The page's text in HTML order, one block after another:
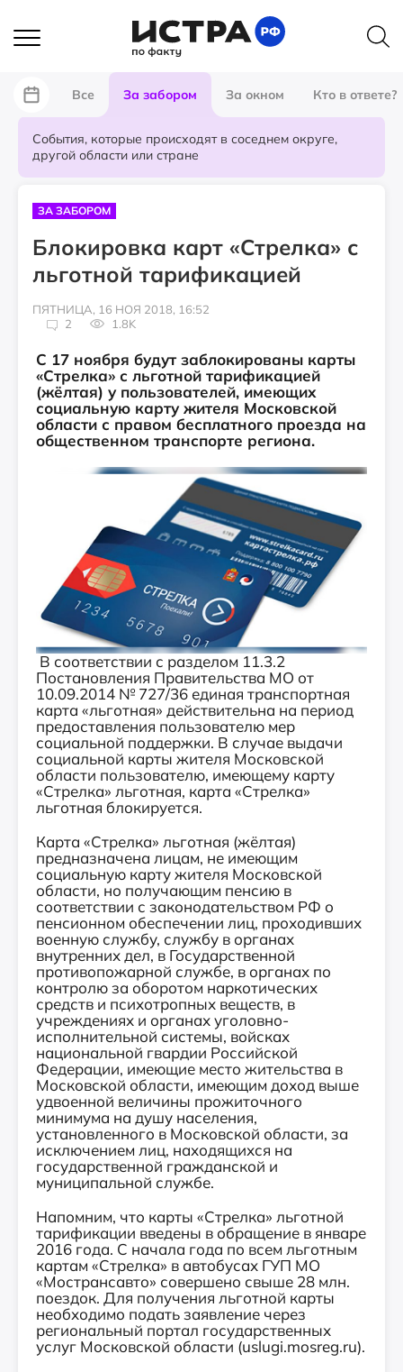
Все За забором За окном Кто в ответе?
События, которые происходят в соседнем округе,
другой области или стране
ЗА ЗАБОРОМ
Блокировка карт «Стрелка» с
льготной тарификацией
ПЯТНИЦА, 16 НОЯ 2018, 16:52
2
1.8K
С 17 ноября будут заблокированы карты
«Стрелка» с льготной тарификацией
(жёлтая) у пользователей, имеющих
социальную карту жителя Московской
области с правом бесплатного проезда на
общественном транспорте региона.
В соответствии с разделом 11.3.2
Постановления Правительства МО от
10.09.2014 № 727/36 единая транспортная
карта «льготная» действительна на период
предоставления пользователю мер
социальной поддержки. В случае выдачи
социальной карты жителя Московской
области пользователю, имеющему карту
«Стрелка» льготная, карта «Стрелка»
льготная блокируется.
Карта «Стрелка» льготная (жёлтая)
предназначена лицам, не имеющим
социальную карту жителя Московской
области, но получающим пенсию в
соответствии с законодательством РФ о
пенсионном обеспечении лиц, проходивших
военную службу, службу в органах
внутренних дел, в Государственной
противопожарной службе, в органах по
контролю за оборотом наркотических
средств и психотропных веществ, в
учреждениях и органах уголовно-
исполнительной системы, войсках
национальной гвардии Российской
Федерации, имеющие место жительства в
Московской области, имеющим доход выше
удвоенной величины прожиточного
минимума на душу населения,
установленного в Московской области, за
исключением лиц, находящихся на
государственной гражданской и
муниципальной службе.
Напомним, что карты «Стрелка» льготной
тарификации введены в обращение в январе
2016 года. С начала года по всем льготным
картам «Стрелка» в автобусах ГУП МО
«Мострансавто» совершено свыше 28 млн.
поездок. Для получения льготной карты
необходимо подать заявление через
региональный портал государственных
услуг Московской области (uslugi.mosreg.ru).